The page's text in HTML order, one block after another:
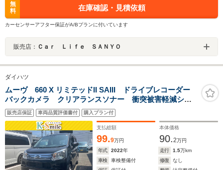
無
料
在庫確認・見積依頼
カーセンサーアフター保証がA/Bプランに付いています
販売店： Ｃａｒ Ｌｉｆｅ ＳＡＮＹＯ
ダイハツ
ムーヴ 660 X リミテッドII SAIII ドライブレコーダー
バックカメラ クリアランスソナー 衝突被害軽減シス
テム オートマチックハイビーム オートライト LED
ヘッドランプ スマートキー アイドリングストップ
電動格納ミラー
販売店保証 車両品質評価書付 購入プラン付
支払総額
99.9万円
本体価格
90.2万円
年式
2022年 走行 1.5万km
車検
車検整備付 修復
なし